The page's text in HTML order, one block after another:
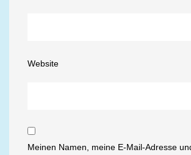
Website
Meinen Namen, meine E-Mail-Adresse